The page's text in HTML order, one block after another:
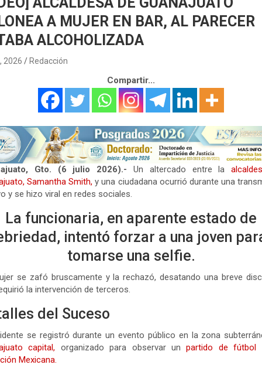
A MUJER EN BAR, AL PARECER
ALCOHOLIZADA
2026 Redacción
Compartir...
Gto. (6 julio 2026).- Un altercado entre la
Samantha Smith, y una ciudadana ocurrió durante una
y se hizo viral en redes sociales.
La funcionaria, en aparente estado de
intentó forzar a una joven
tomarse una selfie.
se zafó bruscamente y la rechazó, desatando una breve
la intervención de terceros.
del Suceso
se registró durante un evento público en la zona
capital, organizado para observar unpartido de fútbol
Mexicana.